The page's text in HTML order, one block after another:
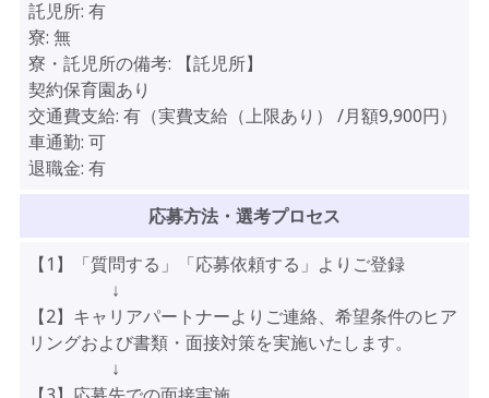
託児所: 有
寮: 無
寮・託児所の備考:
【託児所】
契約保育園あり
交通費支給: 有（実費支給（上限あり） /月額9,900円）
車通勤: 可
退職金: 有
応募方法・選考プロセス
【1】「質問する」「応募依頼する」よりご登録
↓
【2】キャリアパートナーよりご連絡、希望条件のヒア
リングおよび書類・面接対策を実施いたします。
↓